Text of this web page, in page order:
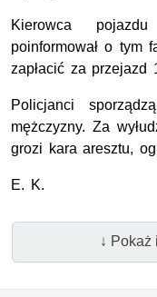
Kierowca
poinformował o tym
zapłacić za przejazd
Policjanci
mężczyzny. Za
grozi kara aresztu,
E. K.
↓ Pokaż